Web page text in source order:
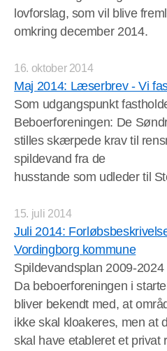
lovforslag, som vil blive
omkring december 2014.
16. oktober 2014
Maj 2014: Læserbrev - Vi
Som udgangspunkt
Beboerforeningen: De
stilles skærpede krav til
spildevand fra de
husstande som udleder til
15. juli 2014
Juli 2014:
Vordingborg kommune
Spildevandsplan 2009-2024
Da beboerforeningen i
bliver bekendt med, at
ikke skal kloakeres, men at
skal have etableret et